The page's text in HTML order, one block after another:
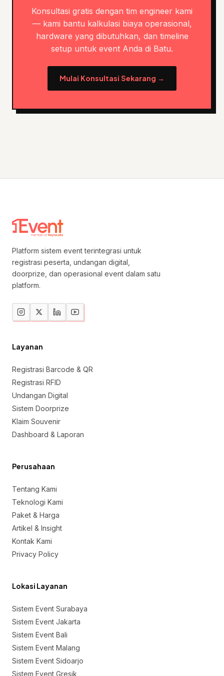
Konsultasi gratis dengan tim engineer kami
— kami bantu kalkulasi biaya operasional,
hardware yang dibutuhkan, dan timeline
setup untuk event Anda di Batu.
Mulai Konsultasi Sekarang →
Platform sistem event terintegrasi untuk
registrasi peserta, undangan digital,
doorprize, dan operasional event dalam satu
platform.
Layanan
Registrasi Barcode & QR
Registrasi RFID
Undangan Digital
Sistem Doorprize
Klaim Souvenir
Dashboard & Laporan
Perusahaan
Tentang Kami
Teknologi Kami
Paket & Harga
Artikel & Insight
Kontak Kami
Privacy Policy
Lokasi Layanan
Sistem Event Surabaya
Sistem Event Jakarta
Sistem Event Bali
Sistem Event Malang
Sistem Event Sidoarjo
Sistem Event Gresik